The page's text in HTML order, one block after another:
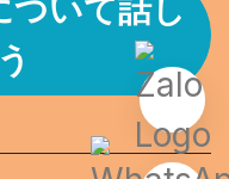
ついて話し